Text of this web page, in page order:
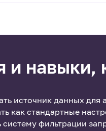
и навыки,
источник данных для
как стандартные
систему фильтрации